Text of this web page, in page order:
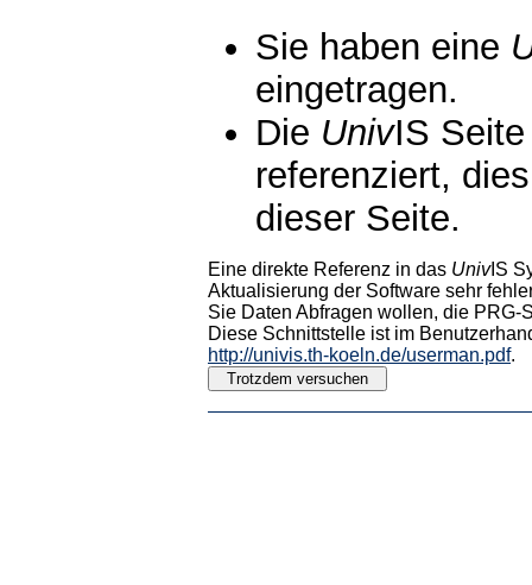
Sie haben eine
eingetragen.
Die UnivIS
referenziert,
dieser Seite.
Eine direkte Referenz in das UnivIS
Aktualisierung der Software sehr
Sie Daten Abfragen wollen, die PRG-
Diese Schnittstelle ist im
http://univis.th-koeln.de/userman.pdf.